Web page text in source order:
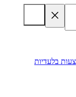
בלעדיות